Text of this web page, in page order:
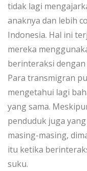
tidak lagi
anaknya dan lebih
Indonesia. Hal ini
mereka
berinteraksi
Para transmigran
mengetahui lagi
yang sama.
penduduk juga
masing-masing,
itu ketika
suku.